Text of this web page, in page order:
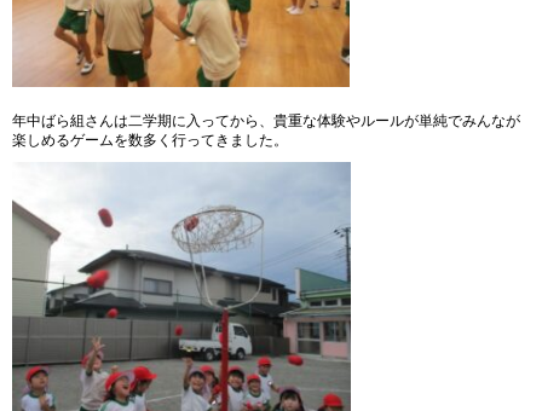
年中ばら組さんは二学期に入ってから、貴重な体験やルールが単純でみんなが
楽しめるゲームを数多く行ってきました。